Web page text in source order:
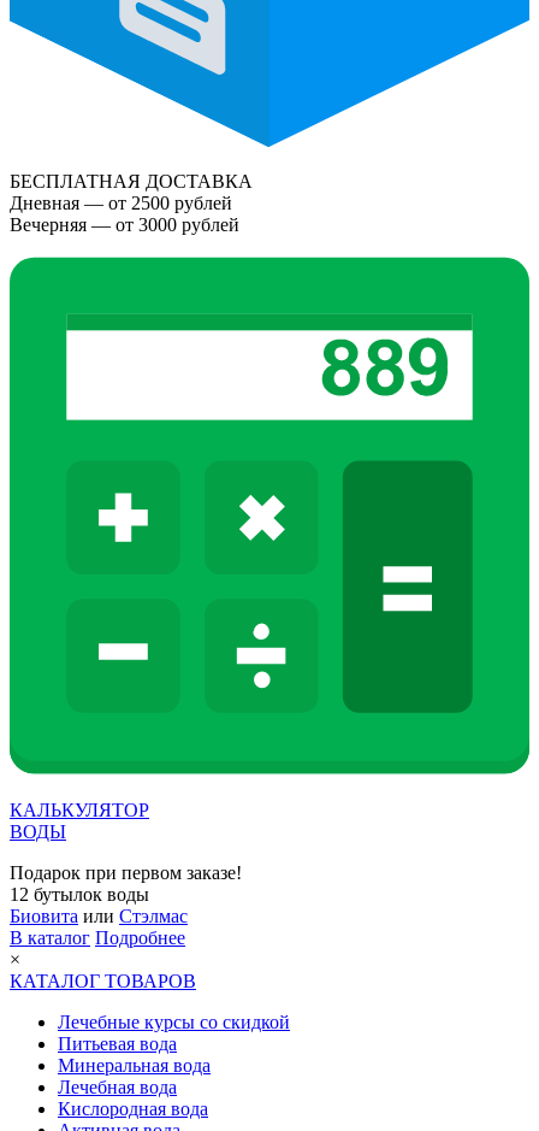
БЕСПЛАТНАЯ ДОСТАВКА
Дневная — от 2500 рублей
Вечерняя — от 3000 рублей
КАЛЬКУЛЯТОР
ВОДЫ
Подарок при первом заказе!
12 бутылок воды
Биовита или Стэлмас
В каталог Подробнее
×
КАТАЛОГ ТОВАРОВ
Лечебные курсы со скидкой
Питьевая вода
Минеральная вода
Лечебная вода
Кислородная вода